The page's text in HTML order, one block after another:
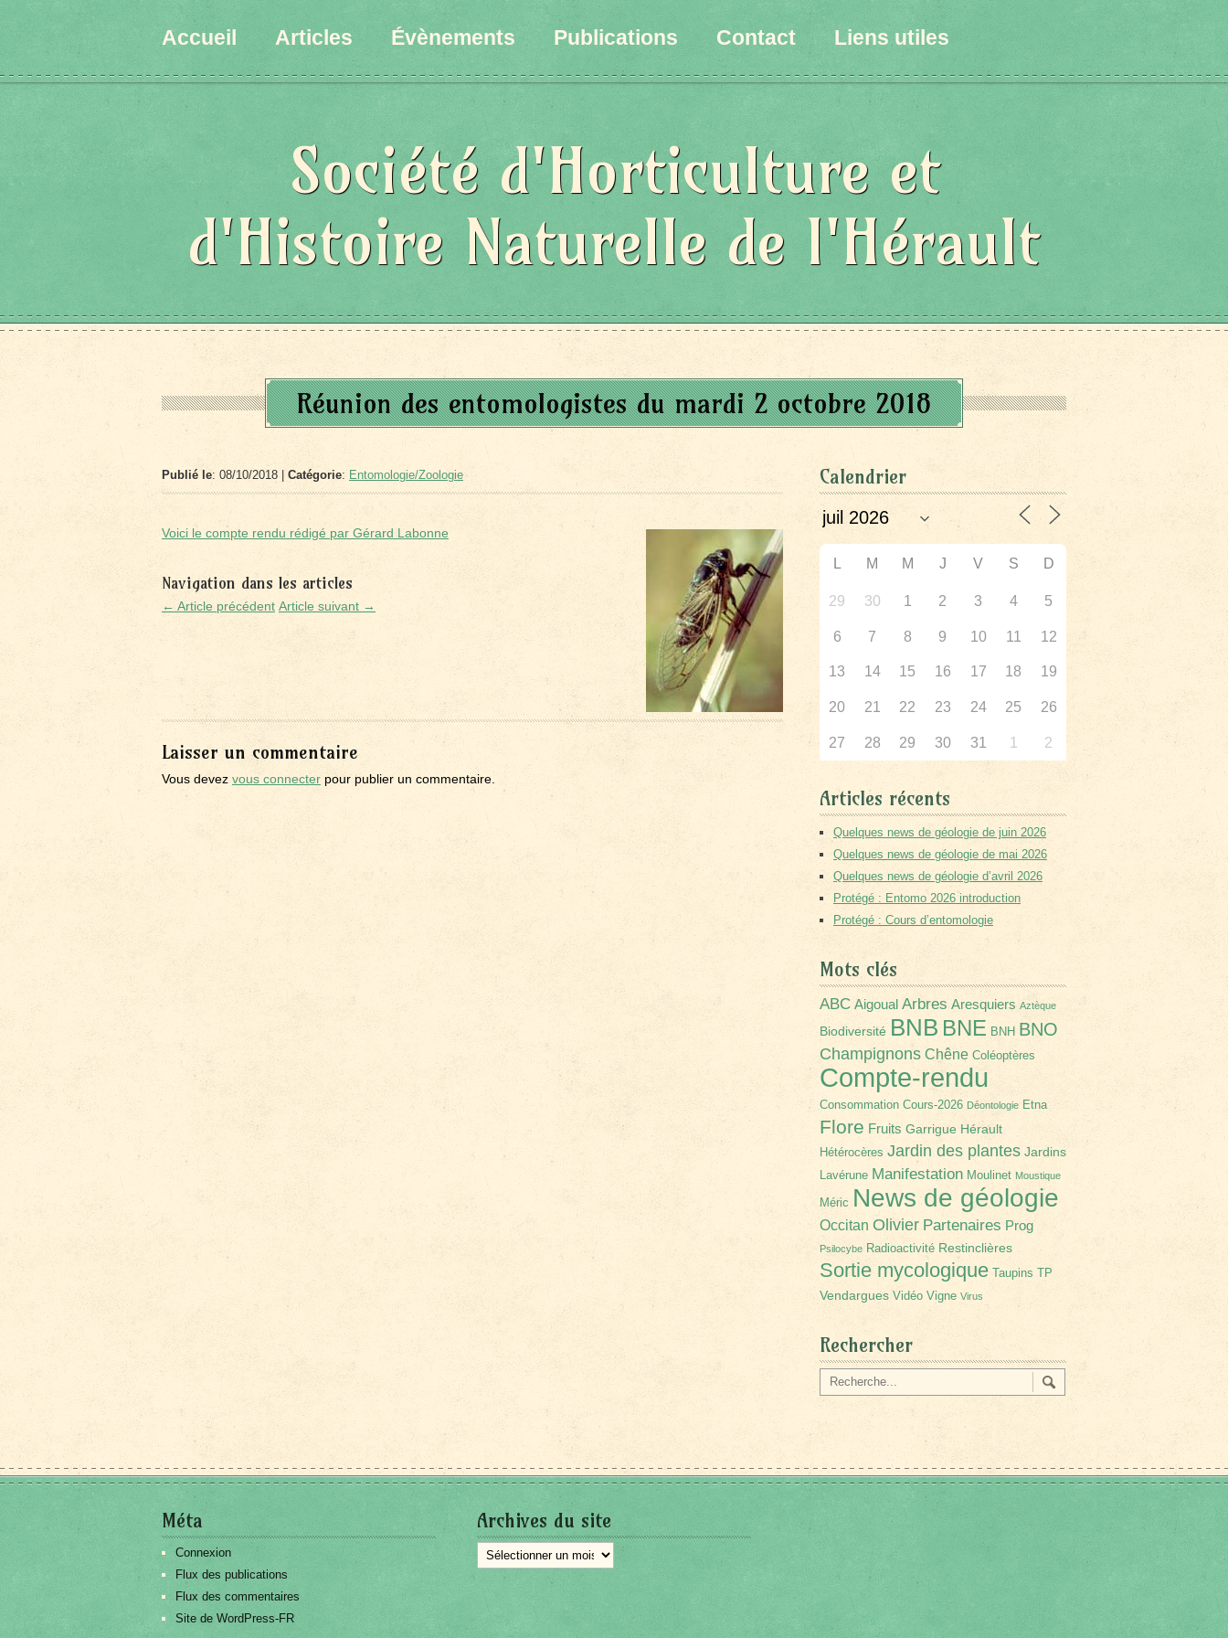
Accueil Articles Évènements Publications Contact Liens utiles
Société d'Horticulture et
d'Histoire Naturelle de l'Hérault
Réunion des entomologistes du mardi 2 octobre 2018
Publié le: 08/10/2018 | Catégorie: Entomologie/Zoologie
Voici le compte rendu rédigé par Gérard Labonne
Navigation dans les articles
← Article précédent Article suivant →
Laisser un commentaire
Vous devez vous connecter pour publier un commentaire.
Calendrier
L M M J V S D
29 30 1 2 3 4 5
6 7 8 9 10 11 12
13 14 15 16 17 18 19
20 21 22 23 24 25 26
27 28 29 30 31 1 2
Articles récents
Quelques news de géologie de juin 2026
Quelques news de géologie de mai 2026
Quelques news de géologie d’avril 2026
Protégé : Entomo 2026 introduction
Protégé : Cours d’entomologie
Mots clés
ABC Aigoual Arbres Aresquiers Aztèque
Biodiversité BNB BNE BNH BNO
Champignons Chêne Coléoptères
Compte-rendu
Consommation Cours-2026 Déontologie Etna
Flore Fruits Garrigue Hérault
Hétérocères Jardin des plantes Jardins
Lavérune Manifestation Moulinet Moustique
Méric News de géologie
Occitan Olivier Partenaires Prog
Psilocybe Radioactivité Restinclières
Sortie mycologique Taupins TP
Vendargues Vidéo Vigne Virus
Rechercher
Méta
Connexion
Flux des publications
Flux des commentaires
Site de WordPress-FR
Archives du site
Archives
du